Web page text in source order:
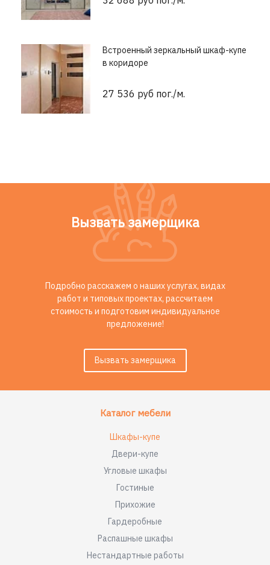
Встроенный зеркальный шкаф-купе
в коридоре
27 536 руб пог./м.
Вызвать замерщика
Подробно расскажем о наших услугах, видах
работ и типовых проектах, рассчитаем
стоимость и подготовим индивидуальное
предложение!
Вызвать замерщика
Каталог мебели
Шкафы-купе
Двери-купе
Угловые шкафы
Гостиные
Прихожие
Гардеробные
Распашные шкафы
Нестандартные работы